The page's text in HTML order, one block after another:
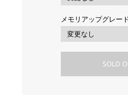
メモリアップグレー
SOLD